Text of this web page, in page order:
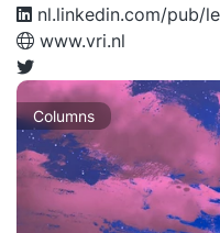
nl.linkedin.com/pub/
www.vri.nl
Columns